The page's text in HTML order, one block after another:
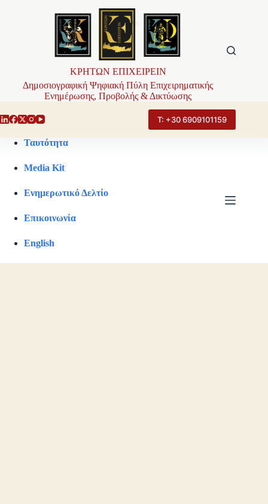
ΚΡΗΤΩΝ ΕΠΙΧΕΙΡΕΙΝ
Δημοσιογραφική Ψηφιακή Πύλη Επιχειρηματικής
Ενημέρωσης, Προβολής & Δικτύωσης
Τ: +30 6909101159
Ταυτότητα
Media Kit
Ενημερωτικό Δελτίο
Επικοινωνία
English